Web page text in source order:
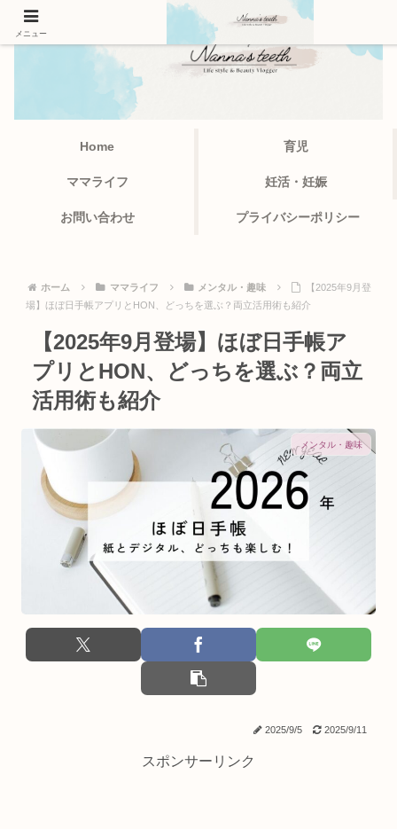
Home 育児
ママライフ 妊活・妊娠
お問い合わせ プライバシーポリシー
ホーム ママライフ メンタル・趣味
【2025年9月登
場】ほぼ日手帳アプリとHON、どっちを選ぶ？両立活用術も紹介
【2025年9月登場】ほぼ日手帳ア
プリとHON、どっちを選ぶ？両立
活用術も紹介
メンタル・趣味
2025/9/5 2025/9/11
スポンサーリンク
メニュー